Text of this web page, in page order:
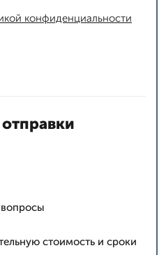
конфиденциальности
стоимость и сроки